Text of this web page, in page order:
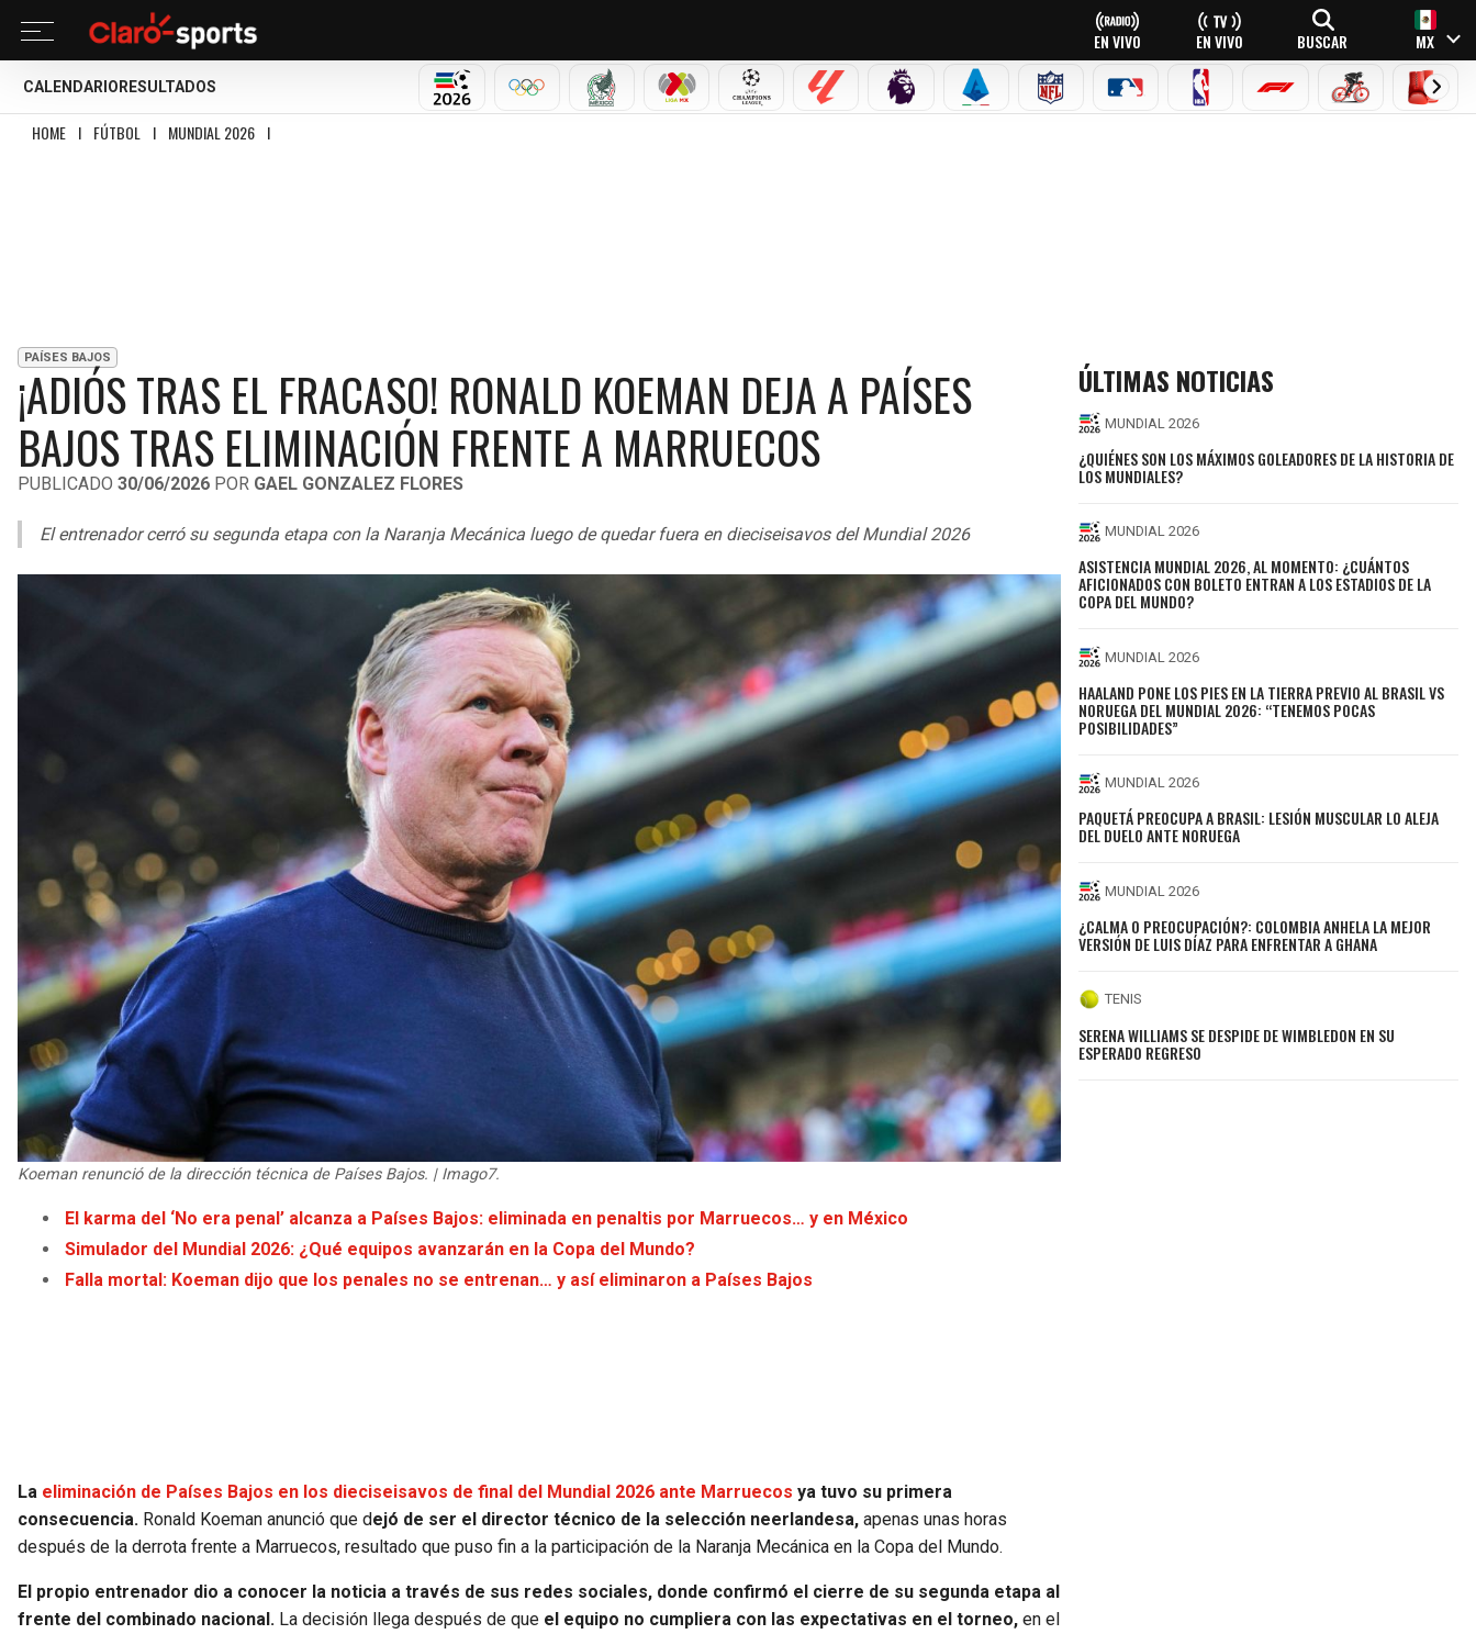
EN VIVO EN VIVO BUSCAR MX
CALENDARIO RESULTADOS
MUNDIAL 2026OLÍMPICOSSELECCIÓN MEXICANA
LIGA MX CHAMPIONS LEAGUE
LALIGA PREMIER LEAGUE
SERIE A NFL MLB NBA FÓRMULA 1CICLISMOBOXEO
HOME I FÚTBOL I MUNDIAL 2026 I
PAÍSES BAJOS
¡ADIÓS TRAS EL FRACASO! RONALD KOEMAN DEJA A PAÍSES
BAJOS TRAS ELIMINACIÓN FRENTE A MARRUECOS
PUBLICADO 30/06/2026 POR GAEL GONZALEZ FLORES
El entrenador cerró su segunda etapa con la Naranja Mecánica luego de quedar fuera en dieciseisavos del Mundial 2026
Koeman renunció de la dirección técnica de Países Bajos. | Imago7.
El karma del ‘No era penal’ alcanza a Países Bajos: eliminada en penaltis por Marruecos… y en México
Simulador del Mundial 2026: ¿Qué equipos avanzarán en la Copa del Mundo?
Falla mortal: Koeman dijo que los penales no se entrenan… y así eliminaron a Países Bajos
La eliminación de Países Bajos en los dieciseisavos de final del Mundial 2026 ante Marruecos ya tuvo su primera
consecuencia. Ronald Koeman anunció que dejó de ser el director técnico de la selección neerlandesa, apenas unas horas
después de la derrota frente a Marruecos, resultado que puso fin a la participación de la Naranja Mecánica en la Copa del Mundo.
El propio entrenador dio a conocer la noticia a través de sus redes sociales, donde confirmó el cierre de su segunda etapa al
frente del combinado nacional. La decisión llega después de que el equipo no cumpliera con las expectativas en el torneo, en el
ÚLTIMAS NOTICIAS
MUNDIAL 2026
¿QUIÉNES SON LOS MÁXIMOS GOLEADORES DE LA HISTORIA DE
LOS MUNDIALES?
MUNDIAL 2026
ASISTENCIA MUNDIAL 2026, AL MOMENTO: ¿CUÁNTOS
AFICIONADOS CON BOLETO ENTRAN A LOS ESTADIOS DE LA
COPA DEL MUNDO?
MUNDIAL 2026
HAALAND PONE LOS PIES EN LA TIERRA PREVIO AL BRASIL VS
NORUEGA DEL MUNDIAL 2026: “TENEMOS POCAS
POSIBILIDADES”
MUNDIAL 2026
PAQUETÁ PREOCUPA A BRASIL: LESIÓN MUSCULAR LO ALEJA
DEL DUELO ANTE NORUEGA
MUNDIAL 2026
¿CALMA O PREOCUPACIÓN?: COLOMBIA ANHELA LA MEJOR
VERSIÓN DE LUIS DÍAZ PARA ENFRENTAR A GHANA
TENIS
SERENA WILLIAMS SE DESPIDE DE WIMBLEDON EN SU
ESPERADO REGRESO